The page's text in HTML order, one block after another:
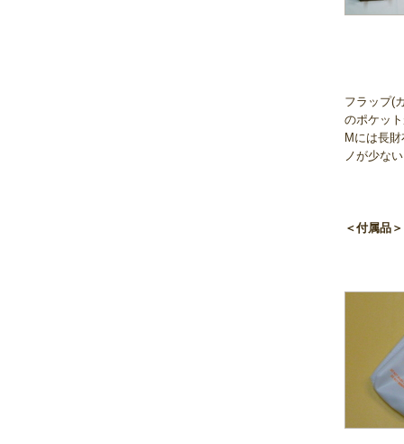
フラップ(
のポケッ
Mには長
ノが少な
＜付属品